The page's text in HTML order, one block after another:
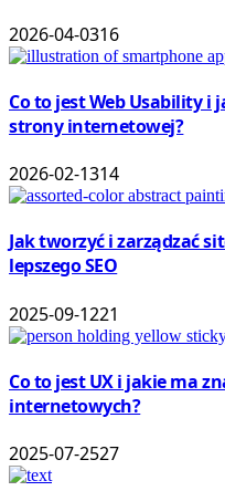
2026-04-0316
Co to jest Web Usability i
strony internetowej?
2026-02-1314
Jak tworzyć i zarządzać
lepszego SEO
2025-09-1221
Co to jest UX i jakie ma
internetowych?
2025-07-2527